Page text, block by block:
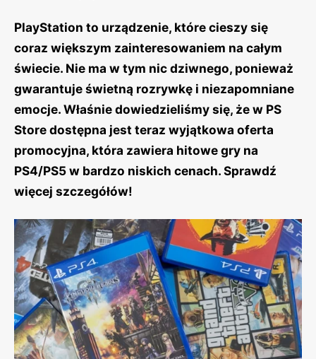
PlayStation to urządzenie, które cieszy się
coraz większym zainteresowaniem na całym
świecie. Nie ma w tym nic dziwnego, ponieważ
gwarantuje świetną rozrywkę i niezapomniane
emocje. Właśnie dowiedzieliśmy się, że w PS
Store dostępna jest teraz wyjątkowa oferta
promocyjna, która zawiera hitowe gry na
PS4/PS5 w bardzo niskich cenach. Sprawdź
więcej szczegółów!